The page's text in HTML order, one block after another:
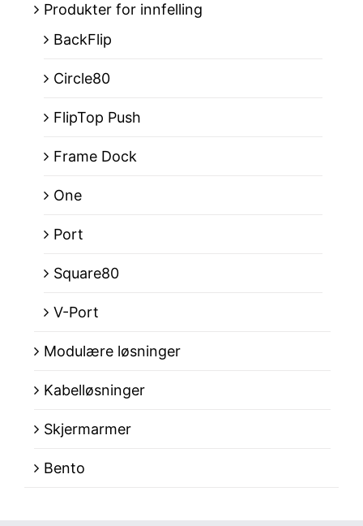
Produkter for innfelling
BackFlip
Circle80
FlipTop Push
Frame Dock
One
Port
Square80
V-Port
Modulære løsninger
Kabelløsninger
Skjermarmer
Bento